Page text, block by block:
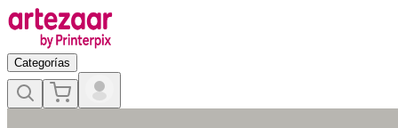
Categorías